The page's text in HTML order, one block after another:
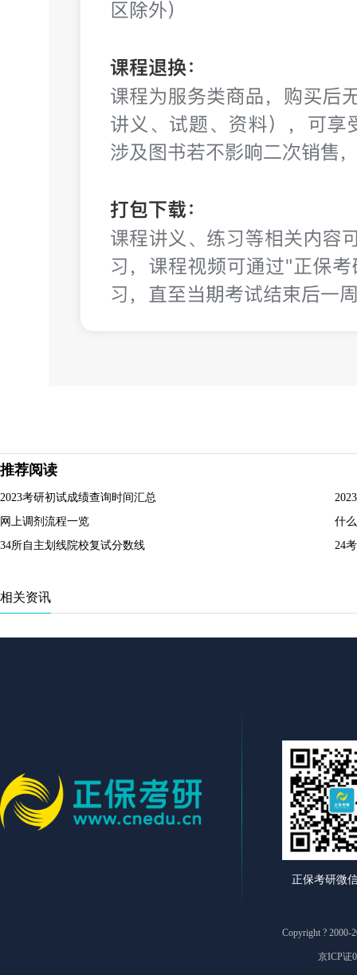
推荐阅读
2023考研初试成绩查询时间汇总
网上调剂流程一览
什
34所自主划线院校复试分数线
24
相关资讯
正保考研微
Copyright ?
京ICP证